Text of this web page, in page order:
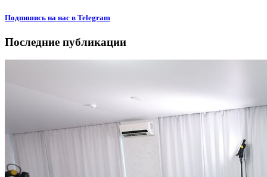
Подпишиcь на нас в Telegram
Последние публикации